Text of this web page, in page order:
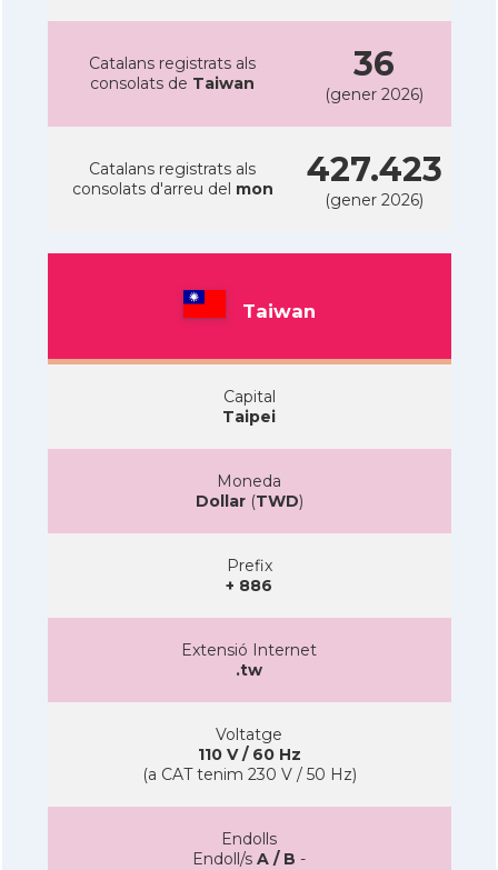
Catalans registrats als
consolats de Taiwan 36
(gener 2026)
Catalans registrats als
consolats d'arreu del mon 427.423
(gener 2026)
Taiwan
Capital
Taipei
Moneda
Dollar(TWD)
Prefix
+ 886
Extensió Internet
.tw
Voltatge
110 V / 60 Hz
(a CAT tenim 230 V / 50 Hz)
Endolls
Endoll/s A / B -